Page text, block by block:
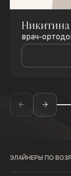
врач-
ЭЛАЙНЕРЫ ПО